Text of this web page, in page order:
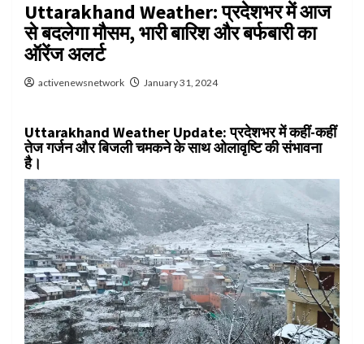
Uttarakhand Weather: प्रदेशभर में आज
से बदलेगा मौसम, भारी बारिश और बर्फबारी का
ऑरेंज अलर्ट
activenewsnetwork January 31, 2024
Uttarakhand Weather Update:प्रदेशभर में कहीं-कहीं
तेज गर्जन और बिजली चमकने के साथ ओलावृष्टि की संभावना
है।